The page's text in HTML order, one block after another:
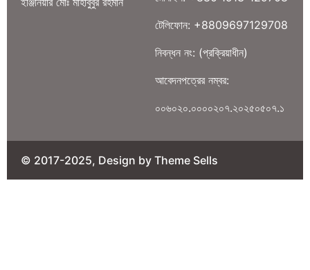
টেলিফোন: +8809697129708
নিবন্ধন নং: (প্রক্রিয়াধীন)
আবেদনপত্রের নম্বর:
০০৬০২০.০০০০২০৭.২০২৫০৫০৭.১
© 2017-2025, Design by Theme Sells